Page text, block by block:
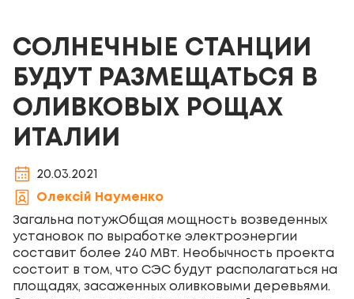
СОЛНЕЧНЫЕ СТАНЦИИ
БУДУТ РАЗМЕЩАТЬСЯ В
ОЛИВКОВЫХ РОЩАХ
ИТАЛИИ
20.03.2021
Олексій Науменко
Загальна потужОбщая мощность возведенных
установок по выработке электроэнергии
составит более 240 МВт. Необычность проекта
состоит в том, что СЭС будут располагаться на
площадях, засаженных оливковыми деревьями.